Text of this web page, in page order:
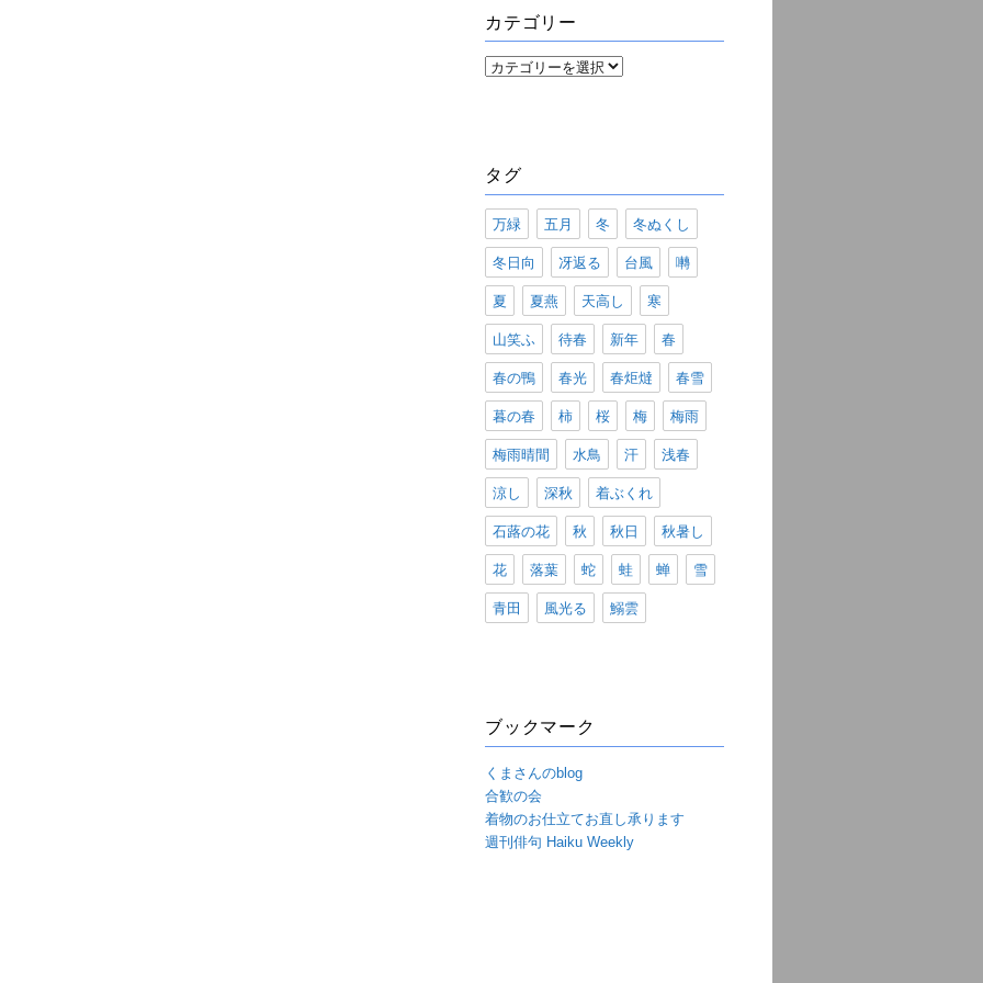
カテゴリー
カ
タグ
万緑 五月 冬 冬ぬくし
冬日向 冴返る 台風 囀
夏 夏燕 天高し 寒
山笑ふ 待春 新年 春
春の鴨 春光 春炬燵 春雪
暮の春 柿 桜 梅 梅雨
梅雨晴間 水鳥 汗 浅春
涼し 深秋 着ぶくれ
石蕗の花 秋 秋日 秋暑し
花 落葉 蛇 蛙 蝉 雪
青田 風光る 鰯雲
ブックマーク
くまさんのblog
合歓の会
着物のお仕立てお直し承ります
週刊俳句 Haiku Weekly